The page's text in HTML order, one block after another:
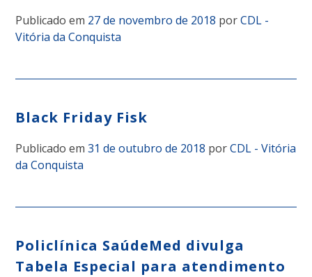
Publicado em 27 de novembro de 2018 porCDL -
Vitória da Conquista
Black Friday Fisk
Publicado em31 de outubro de 2018 porCDL - Vitória
da Conquista
Policlínica SaúdeMed divulga
Tabela Especial para atendimento